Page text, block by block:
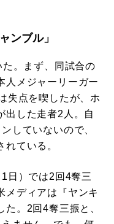
ンブル」
。まず、同試合の
人メジャーリーガー
失点を喫したが、ホ
出した走者2人。自
していないので、
ている。
日）では2回4奪三
メディアは『ヤンキ
。2回4奪三振と、